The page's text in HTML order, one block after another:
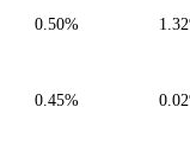
0.50%
0.45%